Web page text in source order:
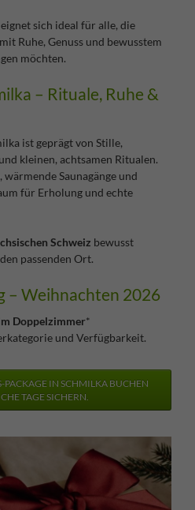
sich ideal für alle, die
Ruhe, Genuss und bewusstem
möchten.
– Rituale, Ruhe &
ist geprägt von Stille,
kleinen, achtsamen Ritualen.
Saunagänge und
für Erholung und echte
Schweiz bewusst
passenden Ort.
– Weihnachten 2026
Doppelzimmer*
und Verfügbarkeit.
PACKAGE IN SCHMILKA BUCHEN
TAGE SICHERN.